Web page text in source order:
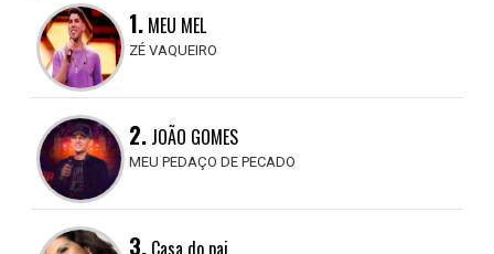
1. MEU MEL
ZÉ VAQUEIRO
2. JOÃO GOMES
MEU PEDAÇO DE PECADO
3. Casa do pai